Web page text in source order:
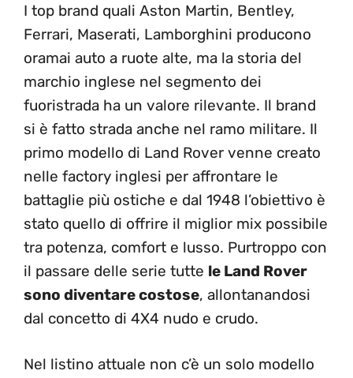
I top brand quali Aston Martin, Bentley,
Ferrari, Maserati, Lamborghini producono
oramai auto a ruote alte, ma la storia del
marchio inglese nel segmento dei
fuoristrada ha un valore rilevante. Il brand
si è fatto strada anche nel ramo militare. Il
primo modello di Land Rover venne creato
nelle factory inglesi per affrontare le
battaglie più ostiche e dal 1948 l’obiettivo è
stato quello di offrire il miglior mix possibile
tra potenza, comfort e lusso. Purtroppo con
il passare delle serie tutte le Land Rover
sono diventare costose, allontanandosi
dal concetto di 4X4 nudo e crudo.
Nel listino attuale non c’è un solo modello